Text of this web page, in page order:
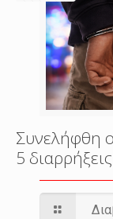
Συνελήφθη
5